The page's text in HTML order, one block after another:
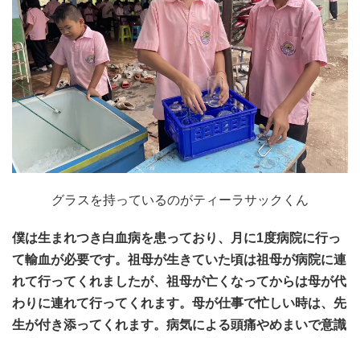
グラスを持っているのがティーラサックくん
僕は生まれつき白血病を患っており、月に1度病院に行っ
て輸血が必要です。祖母が生きていた頃は祖母が病院に連
れて行ってくれましたが、祖母が亡くなってからは母が代
わりに連れて行ってくれます。母が仕事で忙しい時は、先
生が付き添ってくれます。病気による頭痛やめまいで意識